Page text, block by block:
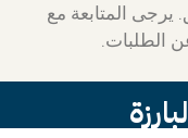
يرجى المتابعة مع
الطلبات.